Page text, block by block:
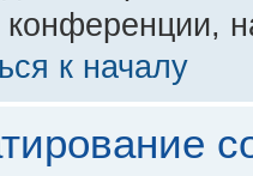
к началу